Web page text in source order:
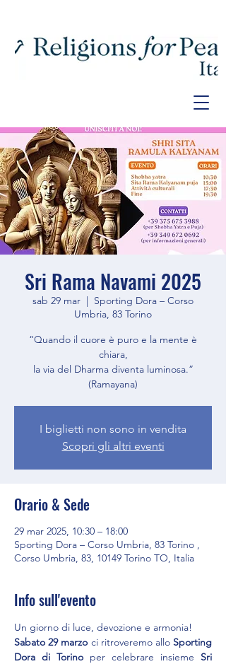
Sri Rama Navami 2025
sab 29 mar
  |
Sporting Dora – Corso
Umbria, 83 Torino
“Quando il cuore è puro e la mente è
chiara,
la via del Dharma diventa luminosa.”
(Ramayana)
I biglietti non sono in vendita
Scopri gli altri eventi
Orario & Sede
29 mar 2025, 10:30 – 18:00
Sporting Dora – Corso Umbria, 83 Torino ,
Corso Umbria, 83, 10149 Torino TO, Italia
Info sull'evento
Un giorno di luce, devozione e armonia!
Sabato 29 marzo ci ritroveremo allo Sporting
Dora di Torino per celebrare insieme Sri